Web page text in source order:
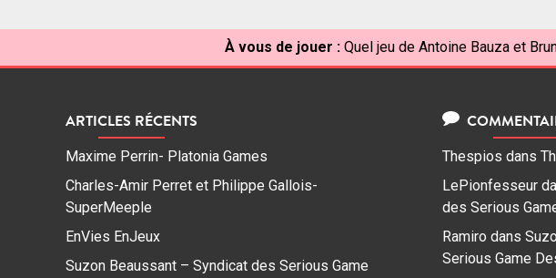
À vous de jouer : Quel jeu de Antoine Bauza et
ARTICLES RÉCENTS
Maxime Perrin- Platonia Games
Charles-Amir Perret et Philippe Gallois-
SuperMeeple
EnVies EnJeux
Suzon Beaussant – Syndicat des Serious Game
Thespios dans
LePionfesseur
des Serious
Ramiro dans
Serious Game